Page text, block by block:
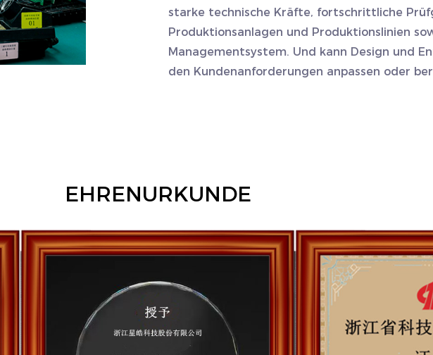
starke technische Kräfte, fortschrittliche
Produktionsanlagen und Produktionslinien
Managementsystem. Und kann Design und
den Kundenanforderungen anpassen oder
EHRENURKUNDE